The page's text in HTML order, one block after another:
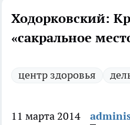
Ходорковский:
«сакральное
центр здоровья
11 марта 2014